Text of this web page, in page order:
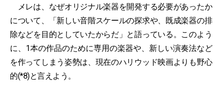
メレは、なぜオリジナル楽器を開発する必要があったか
について、「新しい音階スケールの探求や、既成楽器の排
除などを目的としていたからだ」と語っている。このよう
に、1本の作品のために専用の楽器や、新しい演奏法など
を作ってしまう姿勢は、現在のハリウッド映画よりも野心
的(*8)と言えよう。